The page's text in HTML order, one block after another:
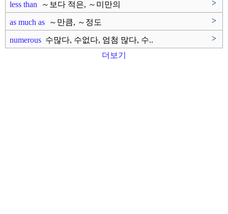
less than ～보다 적은, ～미만의 >
as much as ～만큼, ～정도 >
numerous 수많다, 수없다, 엄첨 많다, 수..
>
더보기